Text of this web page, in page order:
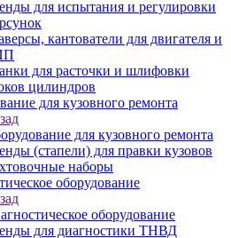
для испытания и регулировки
кантователи для двигателя и
для расточки и шлифовки
цилиндров
для кузовного ремонта
для кузовного ремонта
(стапели) для правки кузовов
наборы
оборудование
оборудование
для диагностики ТНВД